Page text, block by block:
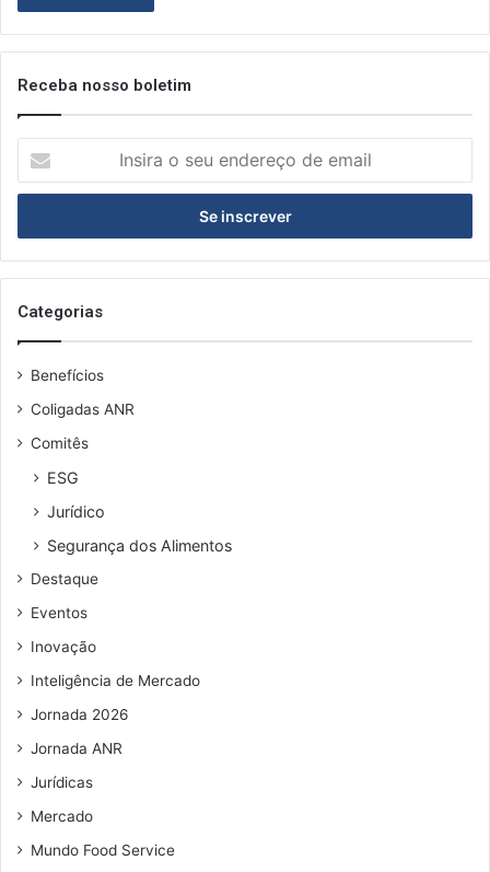
Receba nosso boletim
s
r
a
s
e
n
e
e
e
a
i
Categorias
Benefícios
Coligadas ANR
Comitês
ESG
Jurídico
Segurança dos Alimentos
Destaque
Eventos
Inovação
Inteligência de Mercado
Jornada 2026
Jornada ANR
Jurídicas
Mercado
Mundo Food Service